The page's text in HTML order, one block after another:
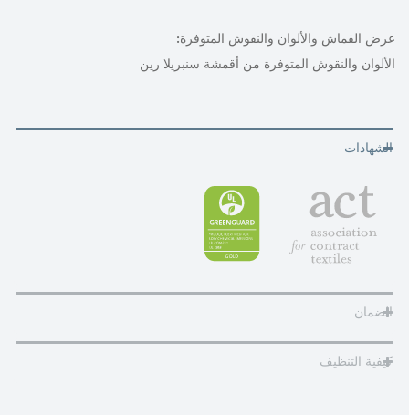
عرض القماش والألوان والنقوش المتوفرة:
الألوان والنقوش المتوفرة من أقمشة سنبريلا رين
الشهادات
الضمان
كيفية التنظيف